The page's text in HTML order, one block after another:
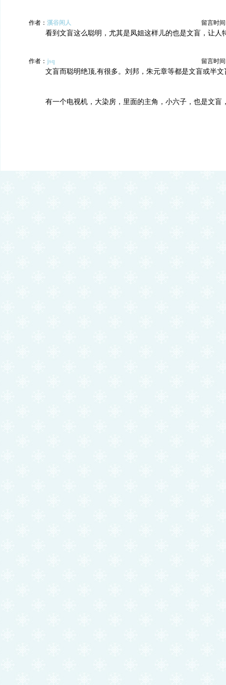
作者： 溪谷闲人 留言时间
看到文盲这么聪明，尤其是凤姐这样儿的也是文盲，让人
作者： jsq 留言时间
文盲而聪明绝顶,有很多。刘邦，朱元章等都是文盲或半文
有一个电视机，大染房，里面的主角，小六子，也是文盲